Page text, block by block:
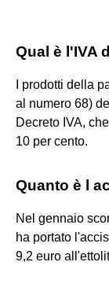
Qual è l'IVA
I prodotti della
al numero 68)
Decreto IVA,
10 per cento.
Quanto è l
Nel gennaio
ha portato
9,2 euro